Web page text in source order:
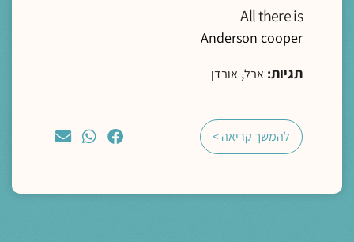
All there is
Anderson cooper
תגיות: אבל, אובדן
להמשך קריאה >